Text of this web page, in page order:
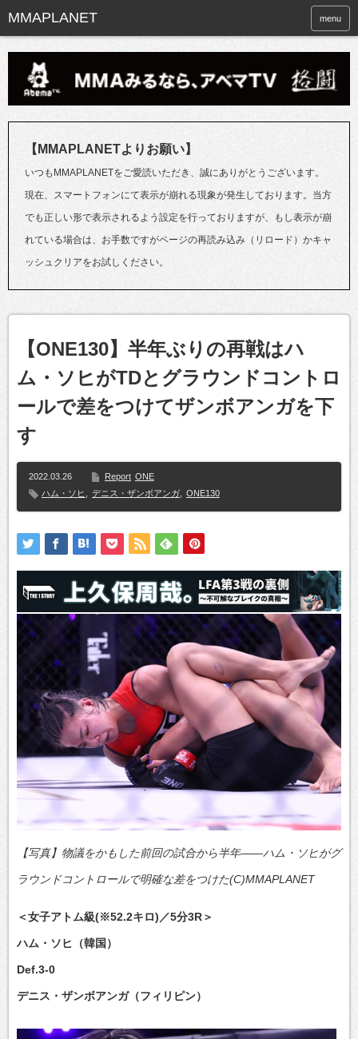
menu
【MMAPLANETよりお願い】
いつもMMAPLANETをご愛読いただき、誠にありがとうございます。
現在、スマートフォンにて表示が崩れる現象が発生しております。当方
でも正しい形で表示されるよう設定を行っておりますが、もし表示が崩
れている場合は、お手数ですがページの再読み込み（リロード）かキャ
ッシュクリアをお試しください。
【ONE130】半年ぶりの再戦はハ
ム・ソヒがTDとグラウンドコントロ
ールで差をつけてザンボアンガを下
す
2022.03.26 Report ONE
ハム・ソヒ
デニス・ザンボアンガ ONE130
【写真】物議をかもした前回の試合から半年――ハム・ソヒがグ
ラウンドコントロールで明確な差をつけた(C)MMAPLANET
＜女子アトム級(※52.2キロ)／5分3R＞
ハム・ソヒ（韓国）
Def.3-0
デニス・ザンボアンガ（フィリピン）